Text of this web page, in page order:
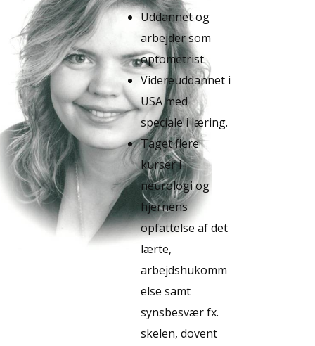
Uddannet og
arbejder som
optometrist.
Videreuddannet i
USA med
speciale i læring.
Taget flere
kurser i
neurologi og
hjernens
opfattelse af det
lærte,
arbejdshukomm
else samt
synsbesvær fx.
skelen, dovent